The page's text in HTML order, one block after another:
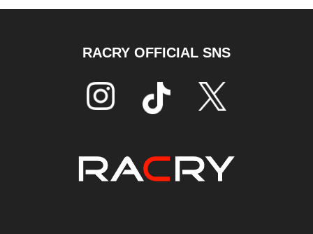
RACRY OFFICIAL SNS